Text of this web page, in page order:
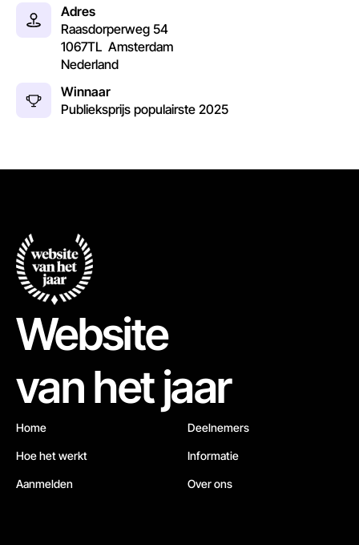
Adres
Raasdorperweg 54
1067TL Amsterdam
Nederland
Winnaar
Publieksprijs populairste 2025
Website
van het jaar
Home
Hoe het werkt
Aanmelden
Deelnemers
Informatie
Over ons